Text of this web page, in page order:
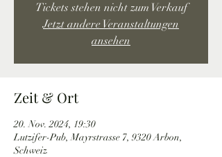
Tickets stehen nicht zum Verkauf
Jetzt andere Veranstaltungen
ansehen
Zeit & Ort
20. Nov. 2024, 19:30
Lutzifer-Pub, Mayrstrasse 7, 9320 Arbon,
Schweiz